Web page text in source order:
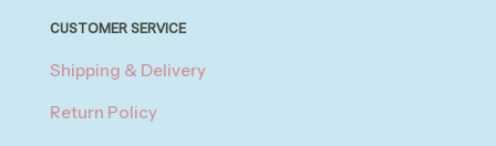
CUSTOMER SERVICE
Shipping & Delivery
Return Policy